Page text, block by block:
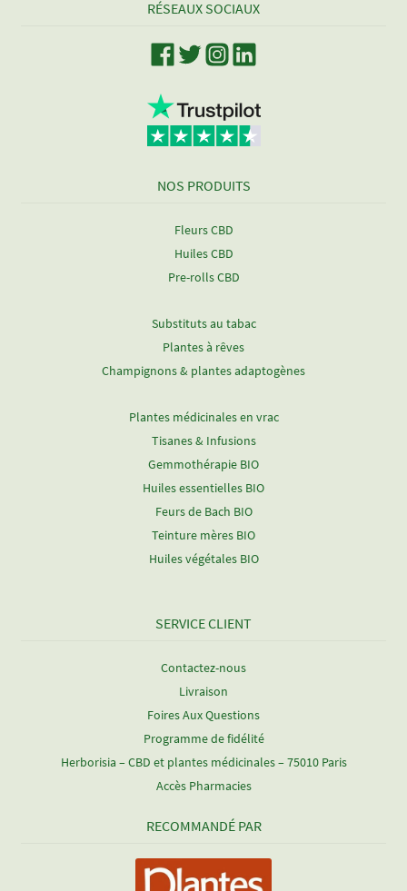
RÉSEAUX SOCIAUX
NOS PRODUITS
Fleurs CBD
Huiles CBD
Pre-rolls CBD
Substituts au tabac
Plantes à rêves
Champignons & plantes adaptogènes
Plantes médicinales en vrac
Tisanes & Infusions
Gemmothérapie BIO
Huiles essentielles BIO
Feurs de Bach BIO
Teinture mères BIO
Huiles végétales BIO
SERVICE CLIENT
Contactez-nous
Livraison
Foires Aux Questions
Programme de fidélité
Herborisia – CBD et plantes médicinales – 75010 Paris
Accès Pharmacies
RECOMMANDÉ PAR